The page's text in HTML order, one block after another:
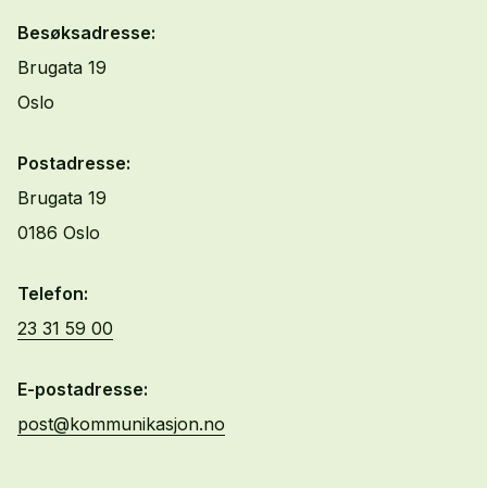
Besøksadresse:
Brugata 19
Oslo
Postadresse:
Brugata 19
0186 Oslo
Telefon:
23 31 59 00
E-postadresse:
post@kommunikasjon.no